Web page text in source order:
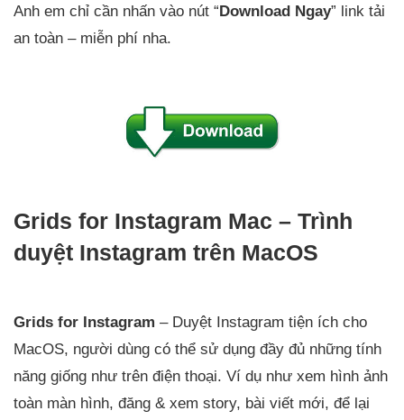
Anh em chỉ cần nhấn vào nút “ Download Ngay” link tải
an toàn – miễn phí nha.
Grids for Instagram Mac – Trình
duyệt Instagram trên MacOS
Grids for Instagram – Duyệt Instagram tiện ích cho
MacOS, người dùng có thể sử dụng đầy đủ những tính
năng giống như trên điện thoại. Ví dụ như xem hình ảnh
toàn màn hình, đăng & xem story, bài viết mới, để lại